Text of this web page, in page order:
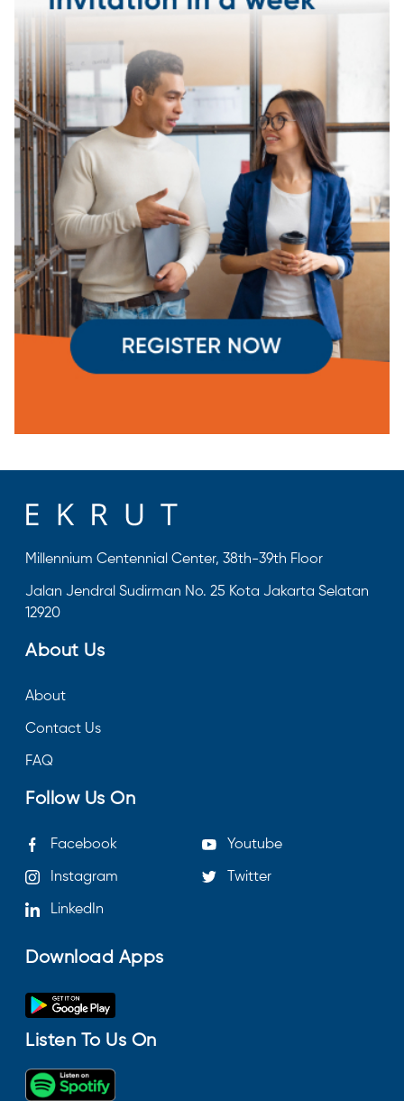
Millennium Centennial Center, 38th-39th Floor
Jalan Jendral Sudirman No. 25 Kota Jakarta Selatan
12920
About Us
About
Contact Us
FAQ
Follow Us On
Facebook Youtube
Instagram Twitter
LinkedIn
Download Apps
Listen To Us On